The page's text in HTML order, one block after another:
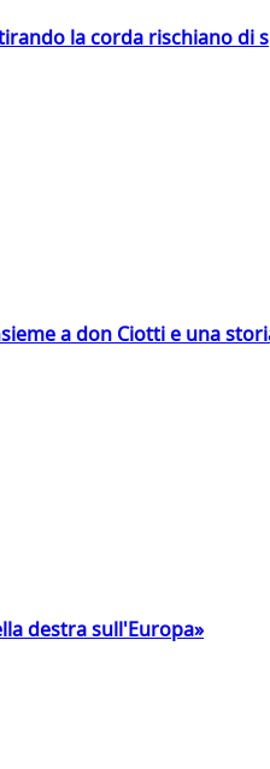
la corda rischiano di
a don Ciotti e una
destra sull'Europa»